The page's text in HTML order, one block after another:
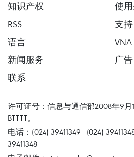
知识产权
使
RSS
支持
语言
VNA
新闻服务
广告
联系
许可证号：信息与通信部2008年9月
BTTTT。
电话：(024) 39411349 - (024)
39411348